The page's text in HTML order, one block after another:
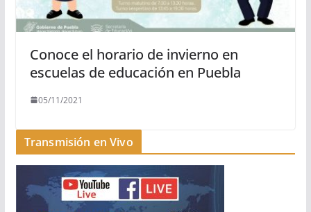
Conoce el horario de invierno en
escuelas de educación en Puebla
05/11/2021
Transmisión en Vivo